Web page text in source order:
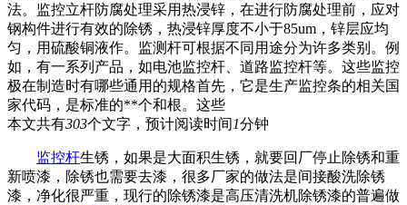
法。监控立杆防腐处理采用热浸锌，在进行防腐处理前，应对
钢构件进行有效的除锈，热浸锌厚度不小于85um，锌层应均
匀，用硫酸铜液作。监测杆可根据不同用途分为许多类别。例
如，有一系列产品，如电池监控杆、道路监控杆等。这些监控
极在制造时有哪些通用的规格首先，它是生产监控条的相关国
家代码，是标准的**个和根。这些
本文共有303个文字，预计阅读时间 1分钟
监控杆生锈，如果是大面积生锈，就要回厂停止除锈和重
新喷漆，除锈也需要去漆，很多厂家的做法是间接酸洗除锈
漆，净化很严重，现行的除锈漆是高压清洗机除锈漆的普遍做